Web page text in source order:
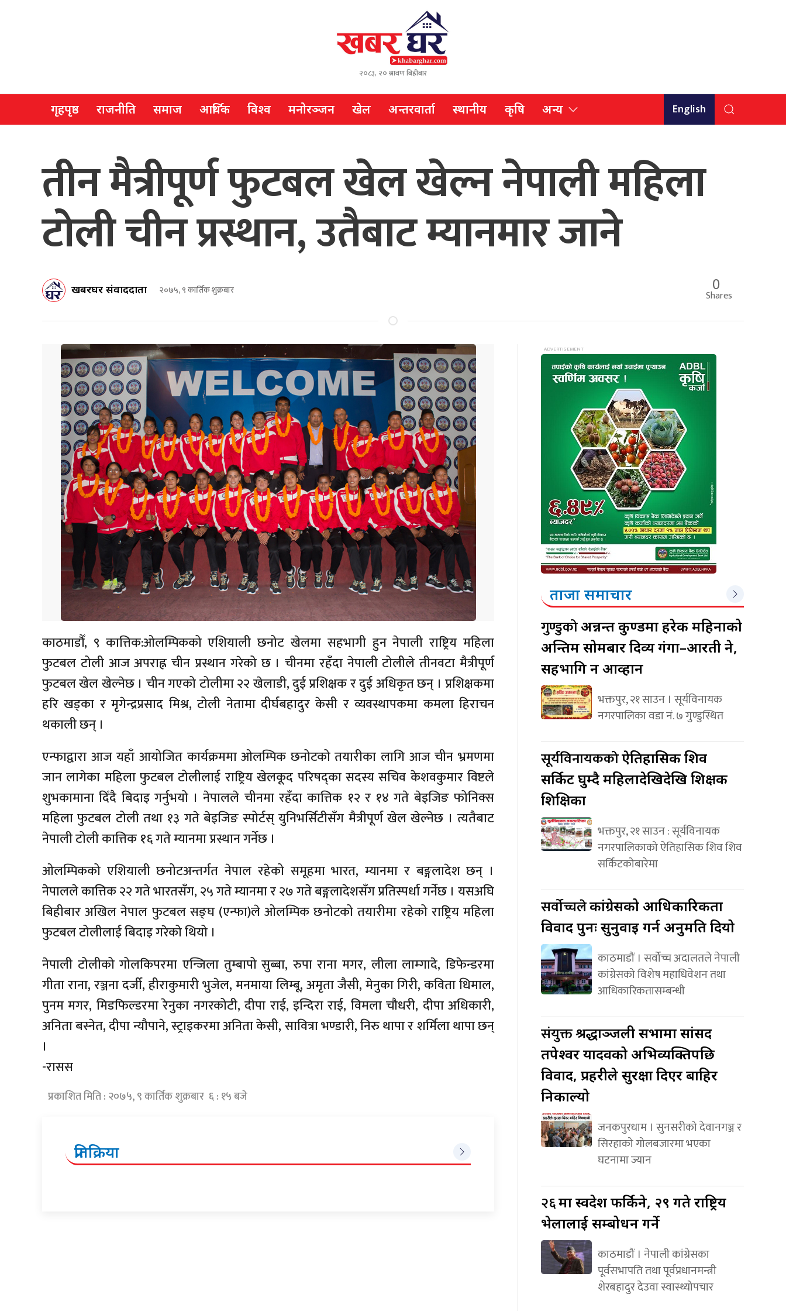
२०८३, २० श्रावण बिहीबार
गृहपृष्ठ राजनीति समाज आर्थिक विश्व मनोरञ्जन खेल अन्तरवार्ता स्थानीय कृषि अन्य English
तीन मैत्रीपूर्ण फुटबल खेल खेल्न नेपाली महिला
टोली चीन प्रस्थान, उतैबाट म्यानमार जाने
खबरघर संवाददाता २०७५, ९ कार्तिक शुक्रबार 0
Shares
काठमाडौँ, ९ कात्तिक:ओलम्पिकको एशियाली छनोट खेलमा सहभागी हुन नेपाली राष्ट्रिय महिला
फुटबल टोली आज अपराह्न चीन प्रस्थान गरेको छ । चीनमा रहँदा नेपाली टोलीले तीनवटा मैत्रीपूर्ण
फुटबल खेल खेल्नेछ । चीन गएको टोलीमा २२ खेलाडी, दुई प्रशिक्षक र दुई अधिकृत छन् । प्रशिक्षकमा
हरि खड्का र मृगेन्द्रप्रसाद मिश्र, टोली नेतामा दीर्घबहादुर केसी र व्यवस्थापकमा कमला हिराचन
थकाली छन् ।
एन्फाद्वारा आज यहाँ आयोजित कार्यक्रममा ओलम्पिक छनोटको तयारीका लागि आज चीन भ्रमणमा
जान लागेका महिला फुटबल टोलीलाई राष्ट्रिय खेलकूद परिषद्का सदस्य सचिव केशवकुमार विष्टले
शुभकामाना दिँदै बिदाइ गर्नुभयो । नेपालले चीनमा रहँदा कात्तिक १२ र १४ गते बेइजिङ फोनिक्स
महिला फुटबल टोली तथा १३ गते बेइजिङ स्पोर्टस् युनिभर्सिटीसँग मैत्रीपूर्ण खेल खेल्नेछ । त्यतैबाट
नेपाली टोली कात्तिक १६ गते म्यानमा प्रस्थान गर्नेछ ।
ओलम्पिकको एशियाली छनोटअन्तर्गत नेपाल रहेको समूहमा भारत, म्यानमा र बङ्गलादेश छन् ।
नेपालले कात्तिक २२ गते भारतसँग, २५ गते म्यानमा र २७ गते बङ्गलादेशसँग प्रतिस्पर्धा गर्नेछ । यसअघि
बिहीबार अखिल नेपाल फुटबल सङ्घ (एन्फा)ले ओलम्पिक छनोटको तयारीमा रहेको राष्ट्रिय महिला
फुटबल टोलीलाई बिदाइ गरेको थियो ।
नेपाली टोलीको गोलकिपरमा एन्जिला तुम्बापो सुब्बा, रुपा राना मगर, लीला लाम्गादे, डिफेन्डरमा
गीता राना, रञ्जना दर्जी, हीराकुमारी भुजेल, मनमाया लिम्बू, अमृता जैसी, मेनुका गिरी, कविता धिमाल,
पुनम मगर, मिडफिल्डरमा रेनुका नगरकोटी, दीपा राई, इन्दिरा राई, विमला चौधरी, दीपा अधिकारी,
अनिता बस्नेत, दीपा न्यौपाने, स्ट्राइकरमा अनिता केसी, सावित्रा भण्डारी, निरु थापा र शर्मिला थापा छन्
।
-रासस
प्रकाशित मिति : २०७५, ९ कार्तिक शुक्रबार ६ : १५ बजे
प्रतिक्रिया
ताजा समाचार
गुण्डुकोअन्नन्त कुण्डमा हरेक महिनाको
अन्तिम सोमबार दिव्य गंगा–आरती हुने,
सहभागि हुन आव्हान
भक्तपुर, २१ साउन । सूर्यविनायक
नगरपालिका वडा नं. ७ गुण्डुस्थित
सूर्यविनायककोऐतिहासिक शिव
सर्किट घुम्दै महिलादेखिदेखि शिक्षक
शिक्षिका
भक्तपुर, २१ साउन : सूर्यविनायक
नगरपालिकाको ऐतिहासिक शिव शिव
सर्किटकोबारेमा
सर्वोच्चलेकांग्रेसको आधिकारिकता
विवाद पुनः सुनुवाइ गर्न अनुमति दियो
काठमाडौं । सर्वोच्च अदालतले नेपाली
कांग्रेसको विशेष महाधिवेशन तथा
आधिकारिकतासम्बन्धी
संयुक्तश्रद्धाञ्जली सभामा सांसद
तपेश्वर यादवको अभिव्यक्तिपछि
विवाद, प्रहरीले सुरक्षा दिएर बाहिर
निकाल्यो
जनकपुरधाम । सुनसरीको देवानगञ्ज र
सिरहाको गोलबजारमा भएका
घटनामा ज्यान
२६मा स्वदेश फर्किने, २९ गते राष्ट्रिय
भेलालाई सम्बोधन गर्ने
काठमाडौं । नेपाली कांग्रेसका
पूर्वसभापति तथा पूर्वप्रधानमन्त्री
शेरबहादुर देउवा स्वास्थ्योपचार